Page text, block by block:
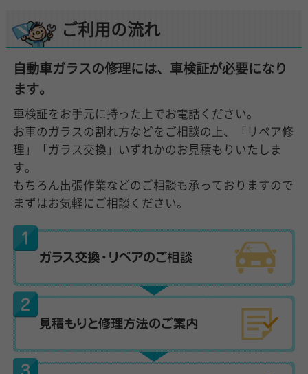
ご利用の流れ
自動車ガラスの修理には、車検証が必要になり
ます。
車検証をお手元に持った上でお電話ください。
お車のガラスの割れ方などをご相談の上、「リペア修
理」「ガラス交換」いずれかのお見積もりいたしま
す。
もちろん出張作業などのご相談も承っておりますので
まずはお気軽にご相談ください。